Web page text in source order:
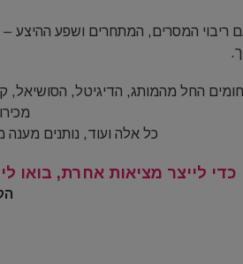
המסרים, המתחרים ושפע ההיצע –
החל מהמותג, הדיגיטל, הסושיאל,
כל אלה ועוד, נותנים
כדי לייצר מציאות אחרת, בואו